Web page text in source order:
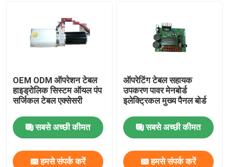
OEM ODM ऑपरेशन टेबल
हाइड्रोलिक सिस्टम ऑयल पंप
सर्जिकल टेबल एक्सेसरी
सबसे अच्छी कीमत
हमसे संपर्क करें
ऑपरेटिंग टेबल सहायक
उपकरण पावर मेनबोर्ड
इलेक्ट्रिकल मुख्य पैनल बोर्ड
सबसे अच्छी कीमत
हमसे संपर्क करें